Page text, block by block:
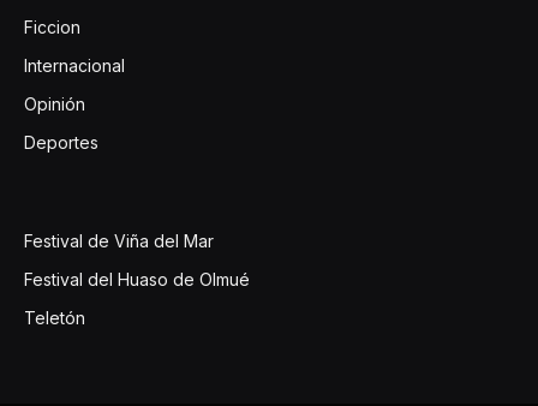
Ficcion
Internacional
Opinión
Deportes
Festival de Viña del Mar
Festival del Huaso de Olmué
Teletón